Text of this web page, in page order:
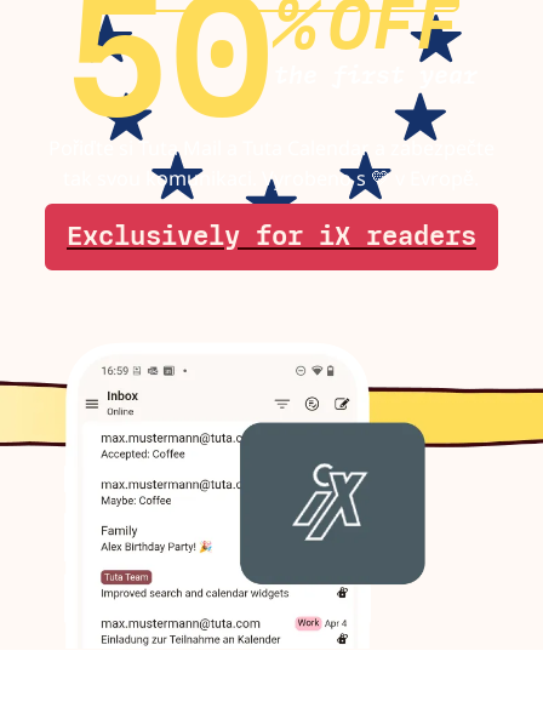
50%OFF
Pořiďte si Tuta Mail a Tuta Calendar a zabezpečte
tak svou komunikaci. Vyrobeno s 💛 v Evropě.
Exclusively for iX readers